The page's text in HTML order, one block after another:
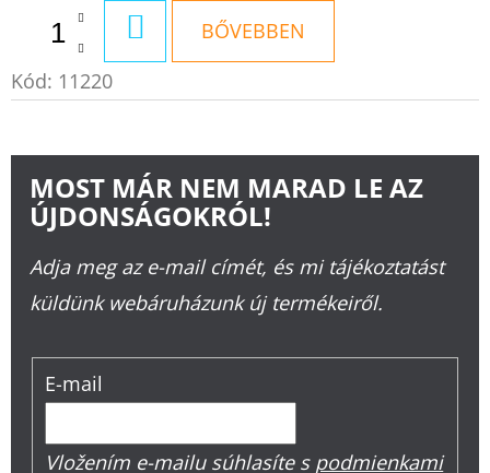
KOSÁRBABŐVEBBEN
Kód: 11220
MOST MÁR NEM MARAD LE AZ
ÚJDONSÁGOKRÓL!
Adja meg az e-mail címét, és mi tájékoztatást
küldünk webáruházunk új termékeiről.
E-mail
Vložením e-mailu súhlasíte s podmienkami